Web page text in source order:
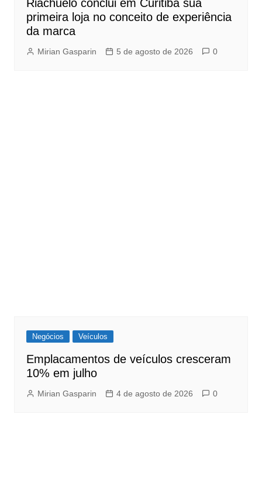
Riachuelo conclui em Curitiba sua
primeira loja no conceito de experiência
da marca
Mirian Gasparin 5 de agosto de 2026 0
Negócios Veículos
Emplacamentos de veículos cresceram
10% em julho
Mirian Gasparin 4 de agosto de 2026 0